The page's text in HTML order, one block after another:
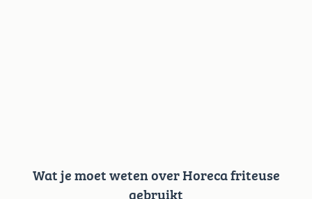
Wat je moet weten over Horeca friteuse
gebruikt